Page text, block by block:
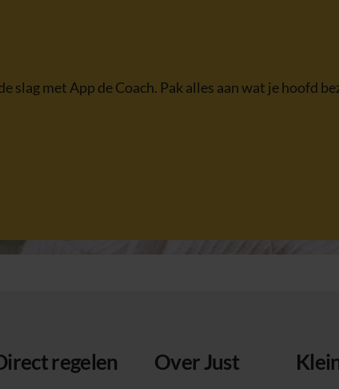
slag met App de Coach. Pak alles aan wat je hoofd
regelen Over Just